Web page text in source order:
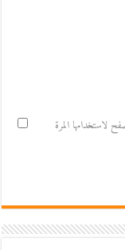
لاستخدامها المرة